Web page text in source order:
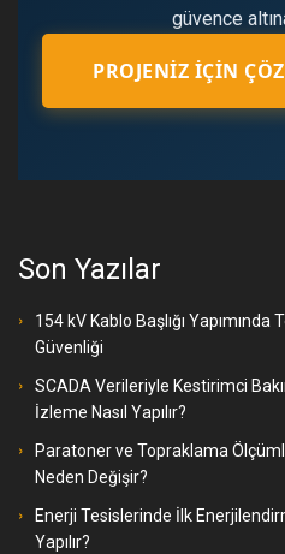
güvence
PROJENIZ İÇIN
Son Yazılar
154 kV Kablo Başlığı
Güvenliği
SCADA Verileriyle Kestirimci
İzleme Nasıl Yapılır?
Paratoner ve Topraklama
Neden Değişir?
Enerji Tesislerinde İlk
Yapılır?